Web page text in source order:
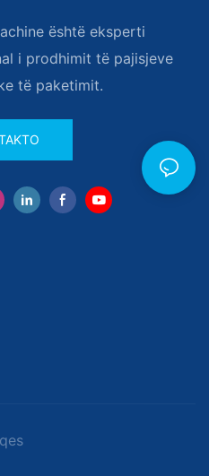
është eksperti
i prodhimit të pajisjeve
të paketimit.